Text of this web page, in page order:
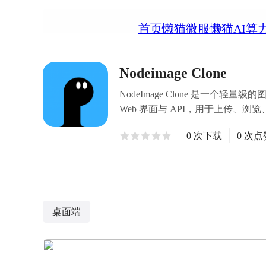
首页懒猫微服懒猫AI算
Nodeimage Clone
NodeImage Clone 是一个轻量级
Web 界面与 API，用于上传、浏
0 次下载 0 次点
桌面端